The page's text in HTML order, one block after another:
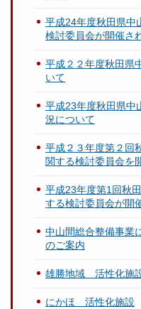
平成24年度秋田県中
検討委員会が開催さ
平成２２年度秋田県
いて
平成23年度秋田県中
況について
平成２３年度第２回
関する検討委員会を
平成23年度第1回秋
する検討委員会が開
中山間総合整備事業
のご案内
雄勝地域 活性化施
にかほ 活性化施設